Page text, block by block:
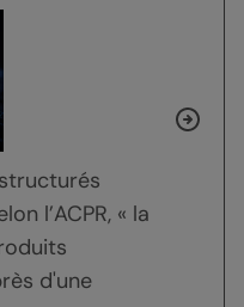
l’ACPR, « la
d'une